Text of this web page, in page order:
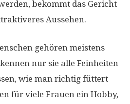
bekommt das Gericht
Aussehen.
gehören meistens
nur sie alle Feinheiten
wie man richtig füttert
für viele Frauen ein Hobby,